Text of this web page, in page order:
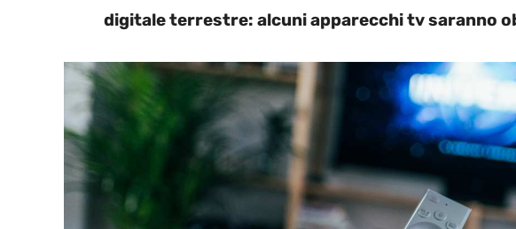
digitale terrestre: alcuni apparecchi tv saranno